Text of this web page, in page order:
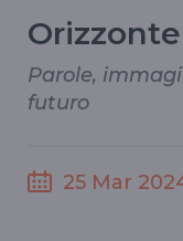
Orizzonte
Parole,
futuro
25 Mar